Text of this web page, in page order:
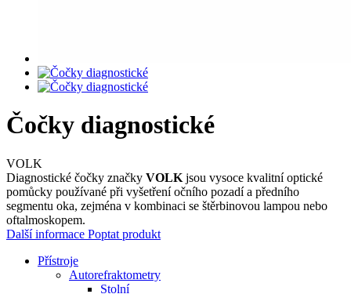
Čočky diagnostické
VOLK
Diagnostické čočky značky VOLK jsou vysoce kvalitní optické
pomůcky používané při vyšetření očního pozadí a předního
segmentu oka, zejména v kombinaci se štěrbinovou lampou nebo
oftalmoskopem.
Další informace Poptat produkt
Přístroje
Autorefraktometry
Stolní